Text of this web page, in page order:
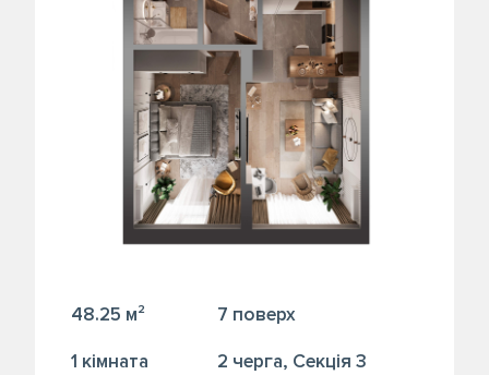
48.25 м² 7 поверх
1 кiмната 2 черга, Секція 3